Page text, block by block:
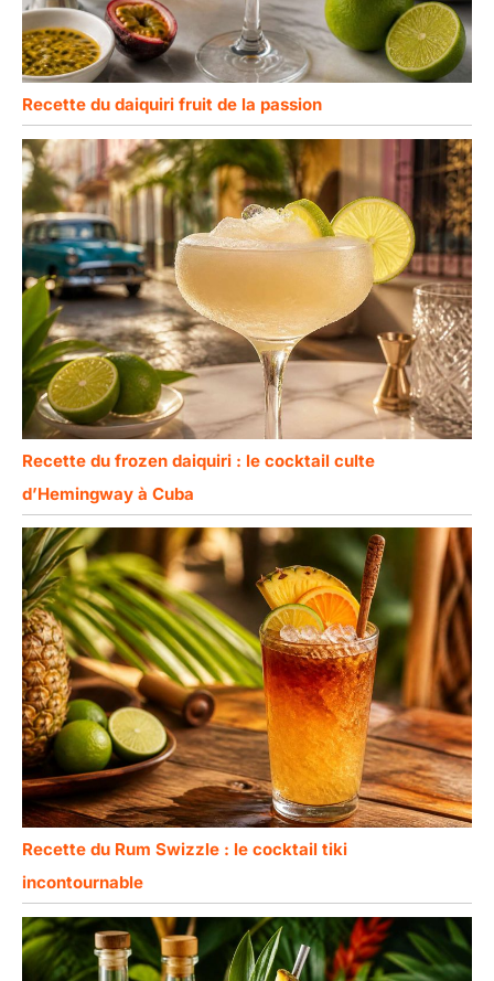
Recette du daiquiri fruit de la passion
Recette du frozen daiquiri : le cocktail culte
d’Hemingway à Cuba
Recette du Rum Swizzle : le cocktail tiki
incontournable